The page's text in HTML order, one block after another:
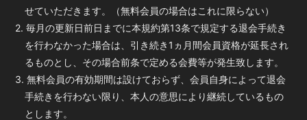
せていただきます。（無料会員の場合はこれに限らない）
2. 毎月の更新日前日までに本規約第13条で規定する退会手続き
を行わなかった場合は、引き続き1ヵ月間会員資格が延長され
るものとし、その場合前条で定める会費等が発生致します。
3. 無料会員の有効期間は設けておらず、会員自身によって退会
手続きを行わない限り、本人の意思により継続しているもの
とします。